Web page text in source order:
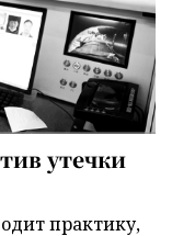
утечки
практику,